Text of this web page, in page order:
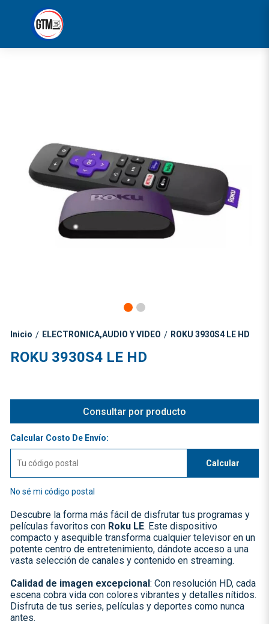
Inicio / ELECTRONICA,AUDIO Y VIDEO / ROKU 3930S4 LE HD
ROKU 3930S4 LE HD
Consultar por producto
Calcular Costo De Envío:
Calcular
No sé mi código postal
Descubre la forma más fácil de disfrutar tus programas y
películas favoritos con Roku LE. Este dispositivo
compacto y asequible transforma cualquier televisor en un
potente centro de entretenimiento, dándote acceso a una
vasta selección de canales y contenido en streaming.
Calidad de imagen excepcional: Con resolución HD, cada
escena cobra vida con colores vibrantes y detalles nítidos.
Disfruta de tus series, películas y deportes como nunca
antes.